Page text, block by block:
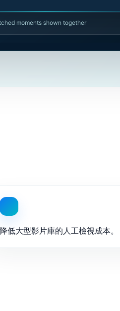
moments shown together
降低大型影片庫的人工檢視成本。